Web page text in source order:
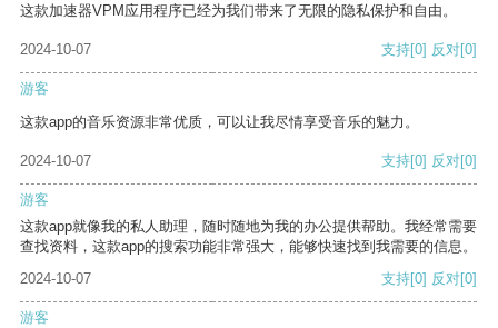
这款加速器VPM应用程序已经为我们带来了无限的隐私保护和自由。
2024-10-07 支持[0] 反对[0]
游客
这款app的音乐资源非常优质，可以让我尽情享受音乐的魅力。
2024-10-07 支持[0] 反对[0]
游客
这款app就像我的私人助理，随时随地为我的办公提供帮助。我经常需要
查找资料，这款app的搜索功能非常强大，能够快速找到我需要的信息。
2024-10-07
支持[0] 反对[0]
游客